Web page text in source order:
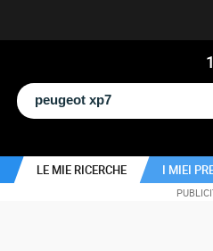
1
LE MIE RICERCHE I MIEI